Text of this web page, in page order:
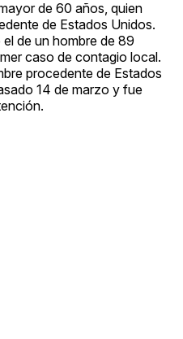
de 60 años, quien
de Estados Unidos.
de un hombre de 89
caso de contagio local.
procedente de Estados
14 de marzo y fue